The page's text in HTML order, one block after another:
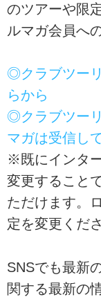
のツアーや限
ルマガ会員へ
◎クラブツー
らから
◎クラブツー
マガは受信し
※既にインタ
変更すること
ただけます。
定を変更くだ
SNSでも最新
関する最新の